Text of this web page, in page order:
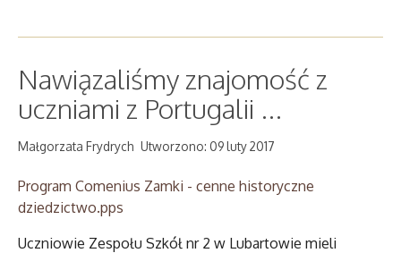
Nawiązaliśmy znajomość z
uczniami z Portugalii ...
Małgorzata Frydrych Utworzono: 09 luty 2017
Program Comenius Zamki - cenne historyczne
dziedzictwo.pps
Uczniowie Zespołu Szkół nr 2 w Lubartowie mieli